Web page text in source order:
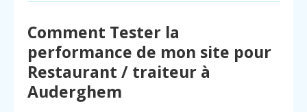
Comment Tester la
performance de mon site pour
Restaurant / traiteur à
Auderghem